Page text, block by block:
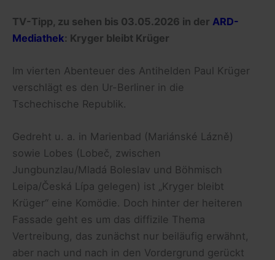
TV-Tipp, zu sehen bis 03.05.2026 in der ARD-
Mediathek: Kryger bleibt Krüger
Im vierten Abenteuer des Antihelden Paul Krüger
verschlägt es den Ur-Berliner in die
Tschechische Republik.
Gedreht u. a. in Marienbad (Mariánské Lázně)
sowie Lobes (Lobeč, zwischen
Jungbunzlau/Mladá Boleslav und Böhmisch
Leipa/Česká Lípa gelegen) ist „Kryger bleibt
Krüger“ eine Komödie. Doch hinter der heiteren
Fassade geht es um das diffizile Thema
Vertreibung, das zunächst nur beiläufig erwähnt,
aber nach und nach in den Vordergrund gerückt